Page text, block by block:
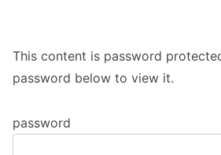
This content is password
password below to view it.
password